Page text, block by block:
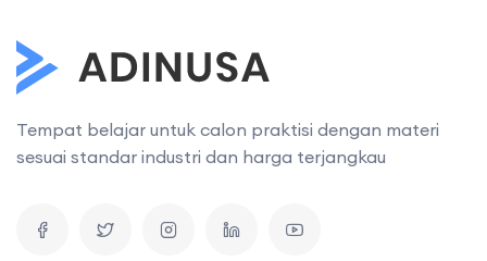
Tempat belajar untuk calon praktisi dengan materi
sesuai standar industri dan harga terjangkau